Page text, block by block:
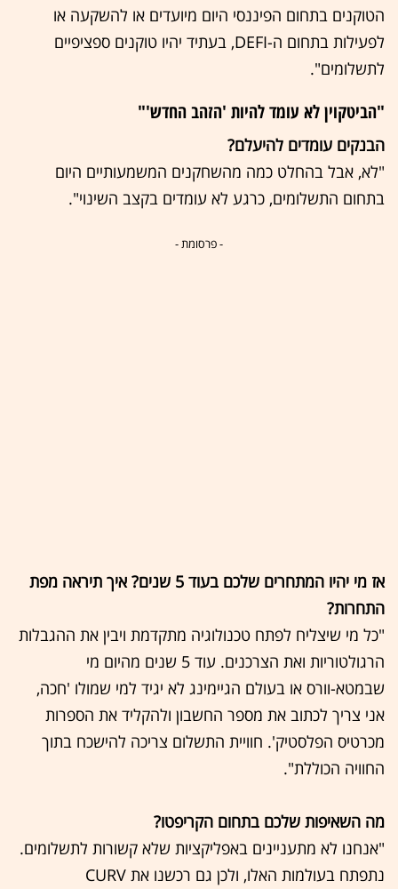
הטוקנים בתחום הפיננסי היום מיועדים או להשקעה או
לפעילות בתחום ה-DEFI, בעתיד יהיו טוקנים ספציפיים
לתשלומים".
"הביטקוין לא עומד להיות 'הזהב החדש'"
הבנקים עומדים להיעלם?
"לא, אבל בהחלט כמה מהשחקנים המשמעותיים היום
בתחום התשלומים, כרגע לא עומדים בקצב השינוי".
- פרסומת -
אז מי יהיו המתחרים שלכם בעוד 5 שנים? איך תיראה מפת
התחרות?
"כל מי שיצליח לפתח טכנולוגיה מתקדמת ויבין את ההגבלות
הרגולטוריות ואת הצרכנים. עוד 5 שנים מהיום מי
שבמטא-וורס או בעולם הגיימינג לא יגיד למי שמולו 'חכה,
אני צריך לכתוב את מספר החשבון ולהקליד את הספרות
מכרטיס הפלסטיק'. חוויית התשלום צריכה להישכח בתוך
החוויה הכוללת".
מה השאיפות שלכם בתחום הקריפטו?
"אנחנו לא מתעניינים באפליקציות שלא קשורות לתשלומים.
נתפתח בעולמות האלו, ולכן גם רכשנו את CURV